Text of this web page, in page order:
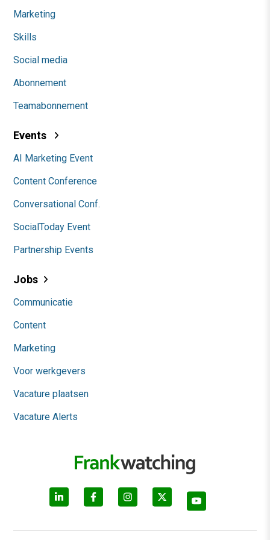
Marketing
Skills
Social media
Abonnement
Teamabonnement
Events
AI Marketing Event
Content Conference
Conversational Conf.
SocialToday Event
Partnership Events
Jobs
Communicatie
Content
Marketing
Voor werkgevers
Vacature plaatsen
Vacature Alerts